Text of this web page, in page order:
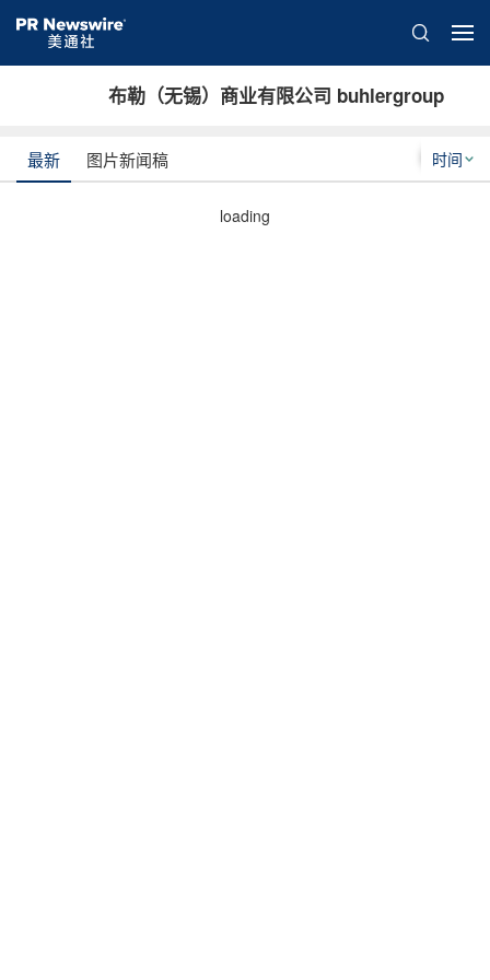
布勒（无锡）商业有限公司 buhlergroup
时间
最新 图片新闻稿
loading